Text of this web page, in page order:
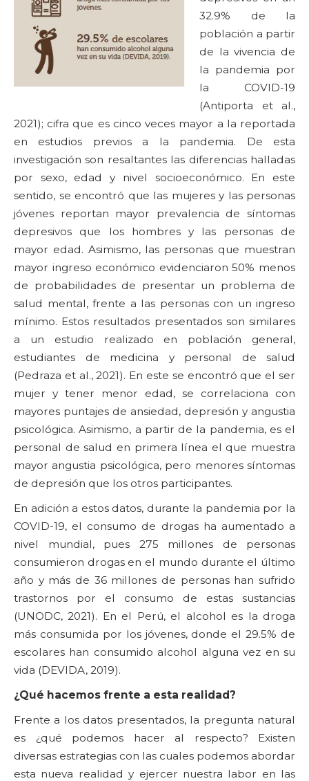
32.9% de la
población a partir
de la vivencia de
la pandemia por
la COVID-19
(Antiporta et al.,
2021); cifra que es cinco veces mayor a la reportada
en estudios previos a la pandemia. De esta
investigación son resaltantes las diferencias halladas
por sexo, edad y nivel socioeconómico. En este
sentido, se encontró que las mujeres y las personas
jóvenes reportan mayor prevalencia de síntomas
depresivos que los hombres y las personas de
mayor edad. Asimismo, las personas que muestran
mayor ingreso económico evidenciaron 50% menos
de probabilidades de presentar un problema de
salud mental, frente a las personas con un ingreso
mínimo. Estos resultados presentados son similares
a un estudio realizado en población general,
estudiantes de medicina y personal de salud
(Pedraza et al., 2021). En este se encontró que el ser
mujer y tener menor edad, se correlaciona con
mayores puntajes de ansiedad, depresión y angustia
psicológica. Asimismo, a partir de la pandemia, es el
personal de salud en primera línea el que muestra
mayor angustia psicológica, pero menores síntomas
de depresión que los otros participantes.
En adición a estos datos, durante la pandemia por la
COVID-19, el consumo de drogas ha aumentado a
nivel mundial, pues 275 millones de personas
consumieron drogas en el mundo durante el último
año y más de 36 millones de personas han sufrido
trastornos por el consumo de estas sustancias
(UNODC, 2021). En el Perú, el alcohol es la droga
más consumida por los jóvenes, donde el 29.5% de
escolares han consumido alcohol alguna vez en su
vida (DEVIDA, 2019).
¿Qué hacemos frente a esta realidad?
Frente a los datos presentados, la pregunta natural
es ¿qué podemos hacer al respecto? Existen
diversas estrategias con las cuales podemos abordar
esta nueva realidad y ejercer nuestra labor en las